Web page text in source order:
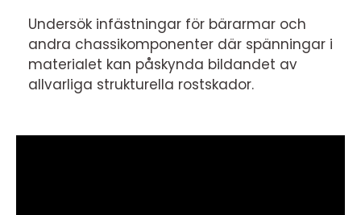
Undersök infästningar för bärarmar och
andra chassikomponenter där spänningar i
materialet kan påskynda bildandet av
allvarliga strukturella rostskador.